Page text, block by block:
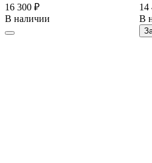
16 300 ₽
В наличии
14
В